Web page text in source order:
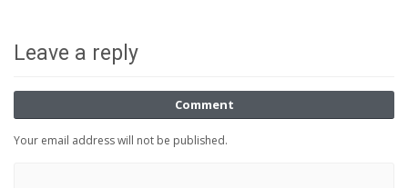
Leave a reply
Comment
Your email address will not be published.